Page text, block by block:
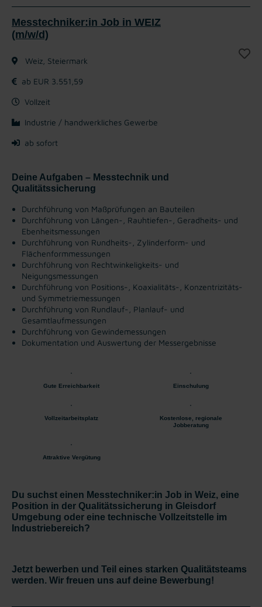
Messtechniker:in Job in WEIZ
(m/w/d)
Weiz, Steiermark
ab EUR 3.551,59
Vollzeit
Industrie / handwerkliches Gewerbe
ab sofort
Deine Aufgaben – Messtechnik und
Qualitätssicherung
Durchführung von Maßprüfungen an Bauteilen
Durchführung von Längen-, Rauhtiefen-, Geradheits- und
Ebenheitsmessungen
Durchführung von Rundheits-, Zylinderform- und
Flächenformmessungen
Durchführung von Rechtwinkeligkeits- und
Neigungsmessungen
Durchführung von Positions-, Koaxialitäts-, Konzentrizitäts-
und Symmetriemessungen
Durchführung von Rundlauf-, Planlauf- und
Gesamtlaufmessungen
Durchführung von Gewindemessungen
Dokumentation und Auswertung der Messergebnisse
Gute Erreichbarkeit Einschulung
Vollzeitarbeitsplatz
Kostenlose, regionale
Jobberatung
Attraktive Vergütung
Du suchst einen Messtechniker:in Job in Weiz, eine
Position in der Qualitätssicherung in Gleisdorf
Umgebung oder eine technische Vollzeitstelle im
Industriebereich?
Jetzt bewerben und Teil eines starken Qualitätsteams
werden. Wir freuen uns auf deine Bewerbung!